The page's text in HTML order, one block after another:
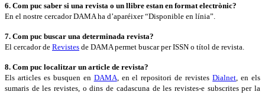
6. Com puc saber si una revista o un llibre estan en format electrònic?
En el nostre cercador DAMA ha d’aparéixer “Disponible en línia”.
7. Com puc buscar una determinada revista?
El cercador de Revistes de DAMA permet buscar per ISSN o títol de revista.
8. Com puc localitzar un article de revista?
Els articles es busquen en DAMA , en el repositori de revistesDialnet , en els
sumaris de les revistes, o dins de cadascuna de les revistes-e subscrites per la